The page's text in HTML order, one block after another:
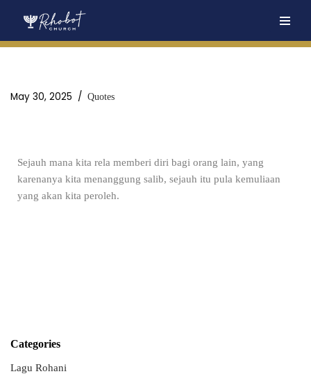
May 30, 2025 Quotes
Sejauh mana kita rela memberi diri bagi orang lain, yang
karenanya kita menanggung salib, sejauh itu pula kemuliaan
yang akan kita peroleh.
Categories
Lagu Rohani